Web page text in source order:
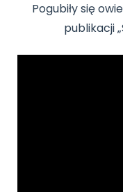
Pogubiły się
publikacji